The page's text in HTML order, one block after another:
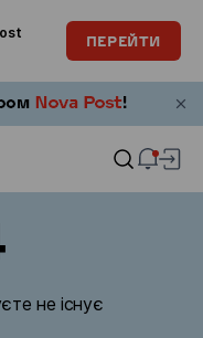
ПЕРЕЙТИ
не існує